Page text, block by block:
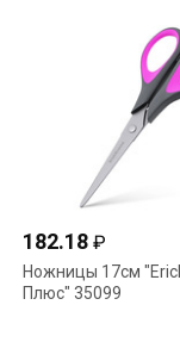
182.18 ₽
Ножницы 17см
Плюс" 35099